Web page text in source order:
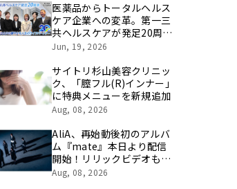
医薬品からトータルヘルス
ケア企業への変革。第一三
共ヘルスケアが発足20周年
を記念し、製品開発・新カ
合時のエピソードを社員の
想いとともに振り返る特別
映像を公開！
Jun, 19, 2026
サイトリ杉山美容クリニッ
ク、「膣フル(R)インナー」
に特典メニューを新規追加
Aug, 08, 2026
AliA、再始動後初のアルバ
ム『mate』本日より配信
開始！リリックビデオも公
開！
Aug, 08, 2026